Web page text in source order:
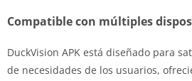
Compatible con múltiples
DuckVision APK está diseñado para
de necesidades de los usuarios,